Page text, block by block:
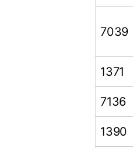
7039
1371
7136
1390